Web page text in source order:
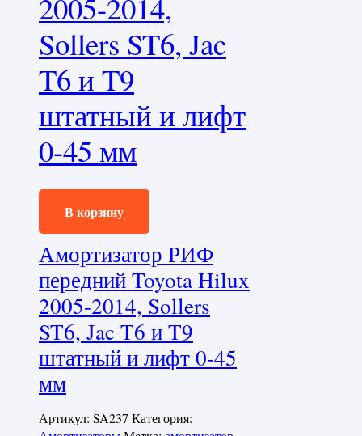
Sollers ST6, Jac
T6 и T9
штатный и лифт
0-45 мм
12390,0₽
В корзину
Амортизатор РИФ
передний Toyota Hilux
2005-2014, Sollers
ST6, Jac T6 и T9
штатный и лифт 0-45
мм
Артикул: SA237 Категория: